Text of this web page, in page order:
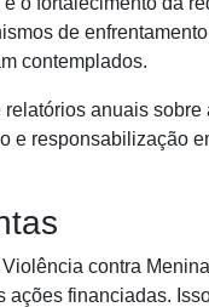
de
contemplados.
anuais
e responsabilização
contra
financiadas.